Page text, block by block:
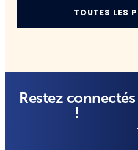
TOUTES LES
Restez connectés
!